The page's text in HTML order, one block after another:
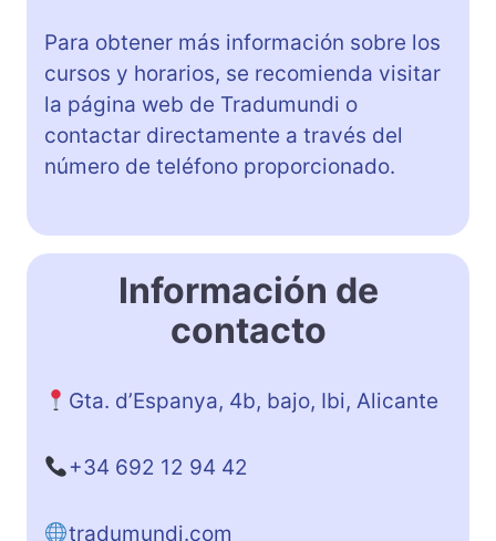
Para obtener más información sobre los
cursos y horarios, se recomienda visitar
la página web de Tradumundi o
contactar directamente a través del
número de teléfono proporcionado.
Información de
contacto
Gta. d’Espanya, 4b, bajo, Ibi, Alicante
+34 692 12 94 42
tradumundi.com